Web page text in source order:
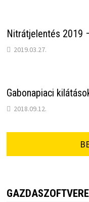
Nitrátjelentés 2019
2019.03.27.
Gabonapiaci
2018.09.12.